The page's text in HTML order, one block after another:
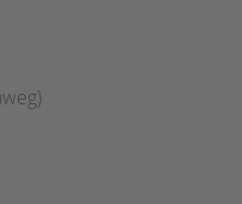
führt uns bergan und
im Tal. Hier
Diesem Rundweg